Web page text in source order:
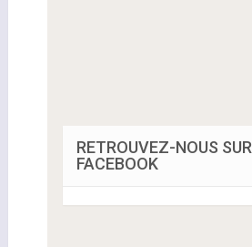
RETROUVEZ-NOUS SUR
FACEBOOK